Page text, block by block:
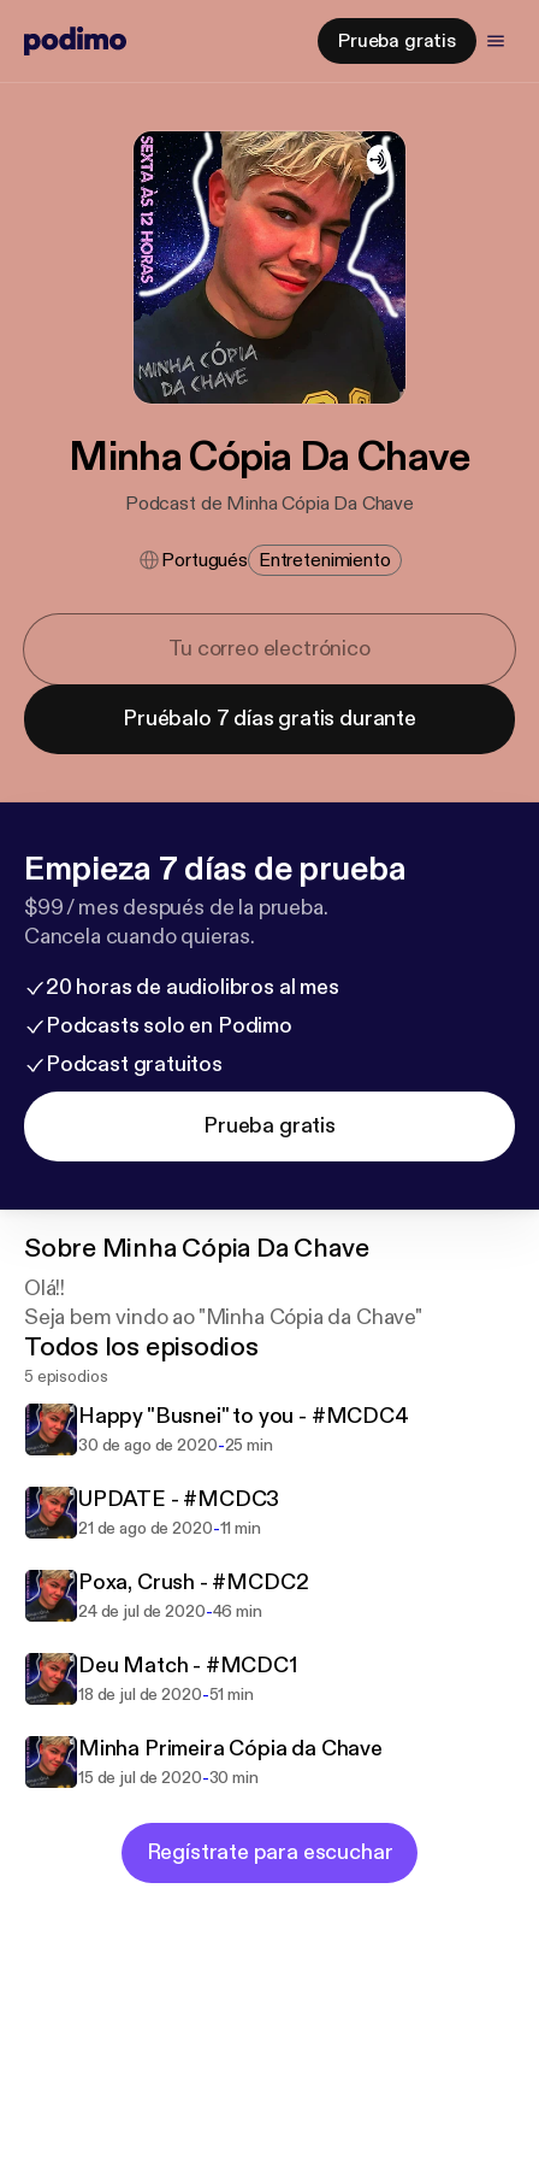
Prueba gratis
Minha Cópia Da Chave
Podcast de Minha Cópia Da Chave
Portugués Entretenimiento
Pruébalo 7 días gratis durante
Empieza 7 días de prueba
$99 / mes después de la prueba.
Cancela cuando quieras.
20 horas de audiolibros al mes
Podcasts solo en Podimo
Podcast gratuitos
Prueba gratis
Sobre Minha Cópia Da Chave
Olá!!
Seja bem vindo ao "Minha Cópia da Chave"
Todos los episodios
5 episodios
Happy "Busnei" to you - #MCDC4
30 de ago de 2020-25 min
UPDATE - #MCDC3
21 de ago de 2020-11 min
Poxa, Crush - #MCDC2
24 de jul de 2020-46 min
Deu Match - #MCDC1
18 de jul de 2020-51 min
Minha Primeira Cópia da Chave
15 de jul de 2020-30 min
Regístrate para escuchar